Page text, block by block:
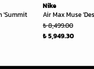
'Summit
Nike
Air Max Muse
₺ 8,499.00
₺ 5,949.30